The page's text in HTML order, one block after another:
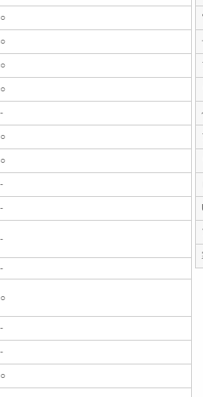
○
○
○
○
-
○
○
-
-
-
-
○
-
-
○